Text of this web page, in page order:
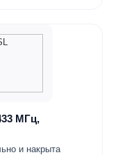
МГц,
и накрыта